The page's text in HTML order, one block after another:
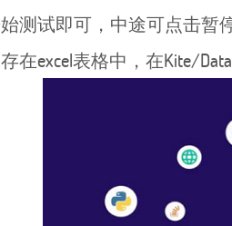
测试即可，中途可点击暂
在excel表格中，在Kite/